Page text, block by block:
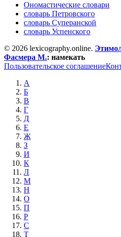
Ономастические словари
словарь Петровского
словарь Суперанской
словарь Успенского
© 2026 lexicography.online.
Фасмера М.: намекать
Пользовательское соглашение
А
Б
В
Г
Д
Е
Ж
З
И
К
Л
М
Н
О
П
Р
С
Т